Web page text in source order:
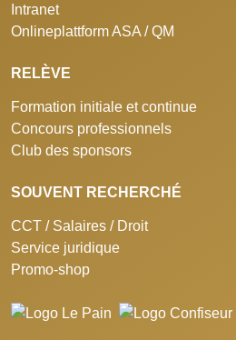
Intranet
Onlineplattform ASA / QM
RELÈVE
Formation initiale et continue
Concours professionnels
Club des sponsors
SOUVENT RECHERCHÉ
CCT / Salaires / Droit
Service juridique
Promo-shop